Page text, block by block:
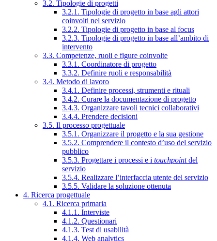
3.2. Tipologie di progetti
3.2.1. Tipologie di progetto in base agli attori
coinvolti nel servizio
3.2.2. Tipologie di progetto in base al focus
3.2.3. Tipologie di progetto in base all’ambito di
intervento
3.3. Competenze, ruoli e figure coinvolte
3.3.1. Coordinatore di progetto
3.3.2. Definire ruoli e responsabilità
3.4. Metodo di lavoro
3.4.1. Definire processi, strumenti e rituali
3.4.2. Curare la documentazione di progetto
3.4.3. Organizzare tavoli tecnici collaborativi
3.4.4. Prendere decisioni
3.5. Il processo progettuale
3.5.1. Organizzare il progetto e la sua gestione
3.5.2. Comprendere il contesto d’uso del servizio
pubblico
3.5.3. Progettare i processi e i touchpointdel
servizio
3.5.4. Realizzare l’interfaccia utente del servizio
3.5.5. Validare la soluzione ottenuta
4. Ricerca progettuale
4.1. Ricerca primaria
4.1.1. Interviste
4.1.2. Questionari
4.1.3. Test di usabilità
4.1.4. Web analytics